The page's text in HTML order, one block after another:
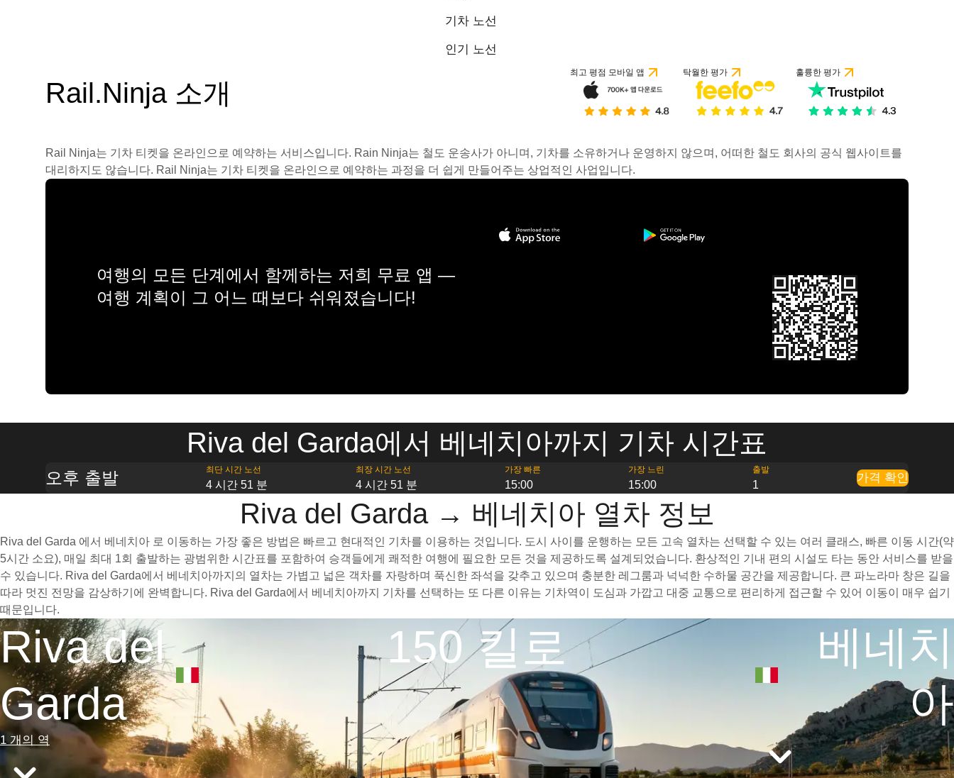
기차 노선
인기 노선
Rail.Ninja 소개
최고 평점 모바일 앱 탁월한 평가 훌륭한 평가
Rail Ninja는 기차 티켓을 온라인으로 예약하는 서비스입니다. Rain Ninja는 철도 운송사가 아니며, 기차를 소유하거나 운영하지 않으며, 어떠한 철도 회사의 공식 웹사이트를
대리하지도 않습니다. Rail Ninja는 기차 티켓을 온라인으로 예약하는 과정을 더 쉽게 만들어주는 상업적인 사업입니다.
여행의 모든 단계에서 함께하는 저희 무료 앱 —
여행 계획이 그 어느 때보다 쉬워졌습니다!
Riva del Garda에서 베네치아까지 기차 시간표
오후 출발 최단 시간 노선
4 시간 51 분
최장 시간 노선
4 시간 51 분
가장 빠른
15:00
가장 느린
15:00
출발
1
가격 확인
Riva del Garda → 베네치아 열차 정보
Riva del Garda 에서 베네치아 로 이동하는 가장 좋은 방법은 빠르고 현대적인 기차를 이용하는 것입니다. 도시 사이를 운행하는 모든 고속 열차는 선택할 수 있는 여러 클래스, 빠른 이동 시간(약
5시간 소요), 매일 최대 1회 출발하는 광범위한 시간표를 포함하여 승객들에게 쾌적한 여행에 필요한 모든 것을 제공하도록 설계되었습니다. 환상적인 기내 편의 시설도 타는 동안 서비스를 받을
수 있습니다. Riva del Garda에서 베네치아까지의 열차는 가볍고 넓은 객차를 자랑하며 푹신한 좌석을 갖추고 있으며 충분한 레그룸과 넉넉한 수하물 공간을 제공합니다. 큰 파노라마 창은 길을
따라 멋진 전망을 감상하기에 완벽합니다. Riva del Garda에서 베네치아까지 기차를 선택하는 또 다른 이유는 기차역이 도심과 가깝고 대중 교통으로 편리하게 접근할 수 있어 이동이 매우 쉽기
때문입니다.
Riva del
Garda
1 개의 역
150 킬로
베네치
아